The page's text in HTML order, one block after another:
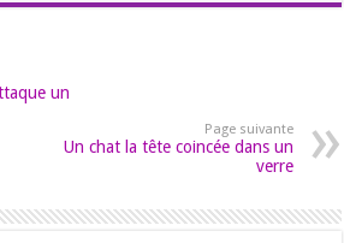
un
Page suivante
Un chat la tête coincée dans un
verre